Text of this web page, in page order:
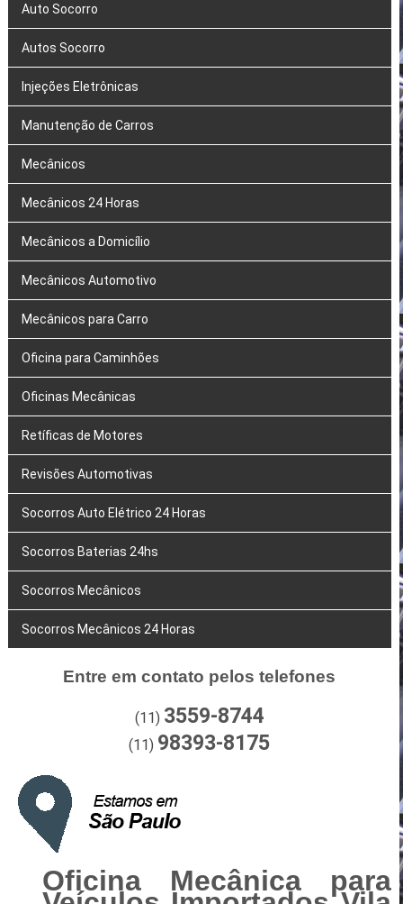
Auto Socorro
Autos Socorro
Injeções Eletrônicas
Manutenção de Carros
Mecânicos
Mecânicos 24 Horas
Mecânicos a Domicílio
Mecânicos Automotivo
Mecânicos para Carro
Oficina para Caminhões
Oficinas Mecânicas
Retíficas de Motores
Revisões Automotivas
Socorros Auto Elétrico 24 Horas
Socorros Baterias 24hs
Socorros Mecânicos
Socorros Mecânicos 24 Horas
Entre em contato pelos telefones
(11) 3559-8744
(11) 98393-8175
Oficina Mecânica para